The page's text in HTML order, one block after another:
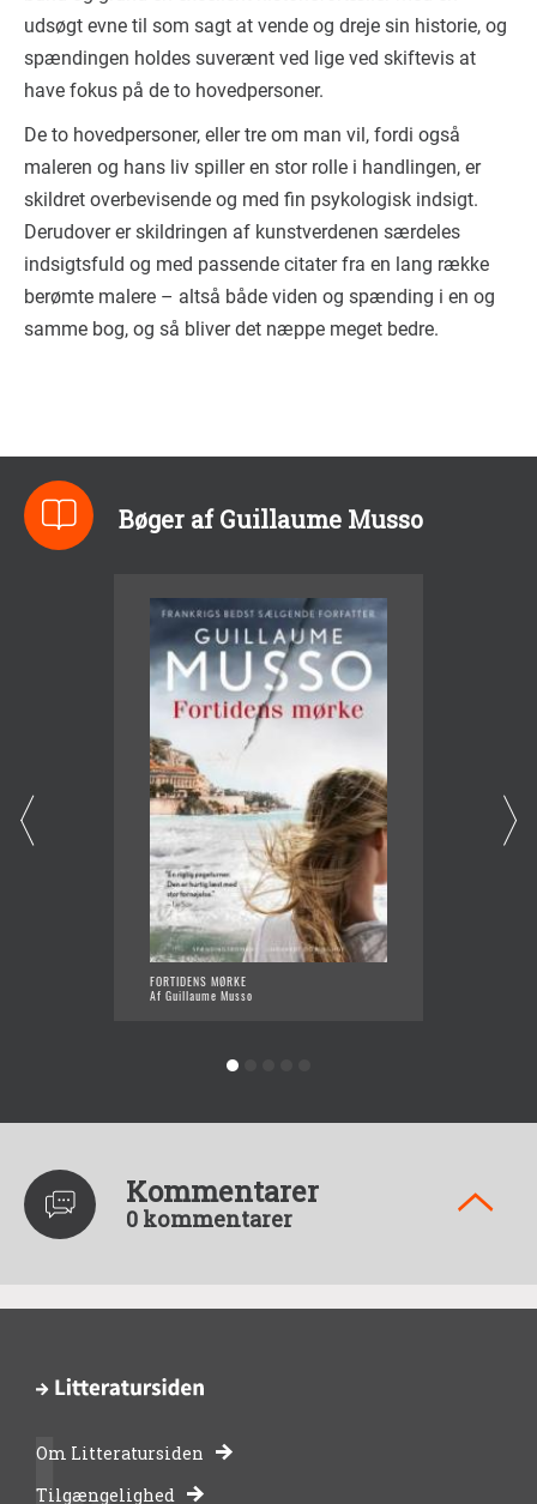
udsøgt evne til som sagt at vende og dreje sin historie, og
spændingen holdes suverænt ved lige ved skiftevis at
have fokus på de to hovedpersoner.
De to hovedpersoner, eller tre om man vil, fordi også
maleren og hans liv spiller en stor rolle i handlingen, er
skildret overbevisende og med fin psykologisk indsigt.
Derudover er skildringen af kunstverdenen særdeles
indsigtsfuld og med passende citater fra en lang række
berømte malere – altså både viden og spænding i en og
samme bog, og så bliver det næppe meget bedre.
Bøger af Guillaume Musso
FORTIDENS MØRKE
Af Guillaume Musso
Kommentarer
0 kommentarer
-
Om Litteratursiden
Tilgængelighed